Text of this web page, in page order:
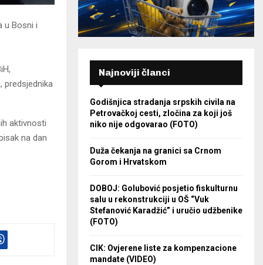
u Bosni i
predsjednika
aktivnosti
na dan
Najnoviji članci
Godišnjica stradanja srpskih civila na
Petrovačkoj cesti, zločina za koji još
niko nije odgovarao (FOTO)
Duža čekanja na granici sa Crnom
Gorom i Hrvatskom
DOBOJ: Golubović posjetio fiskulturnu
salu u rekonstrukciji u OŠ “Vuk
Stefanović Karadžić” i uručio udžbenike
(FOTO)
CIK: Ovjerene liste za kompenzacione
mandate (VIDEO)